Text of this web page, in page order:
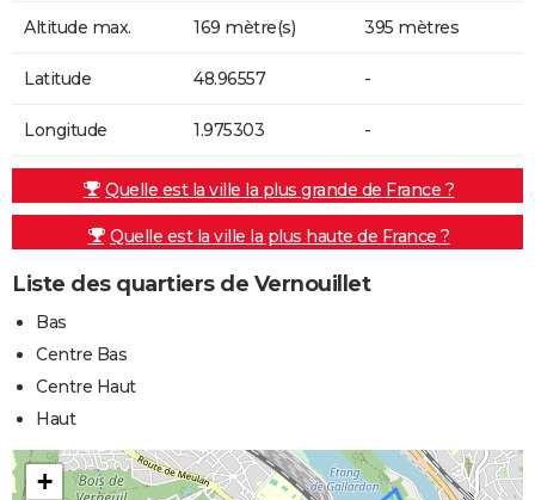
Altitude max. 169 mètre(s) 395 mètres
Latitude 48.96557 -
Longitude 1.975303 -
Quelle est la ville la plus grande de France ?
Quelle est la ville la plus haute de France ?
Liste des quartiers de Vernouillet
Bas
Centre Bas
Centre Haut
Haut
+